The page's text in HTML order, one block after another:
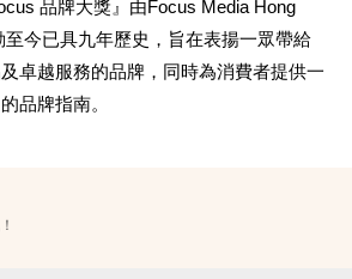
品牌大獎』由Focus Media Hong
至今已具九年歷史，旨在表揚一眾帶給
卓越服務的品牌，同時為消費者提供一
品牌指南。